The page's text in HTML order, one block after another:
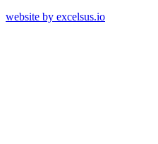
website by excelsus.io